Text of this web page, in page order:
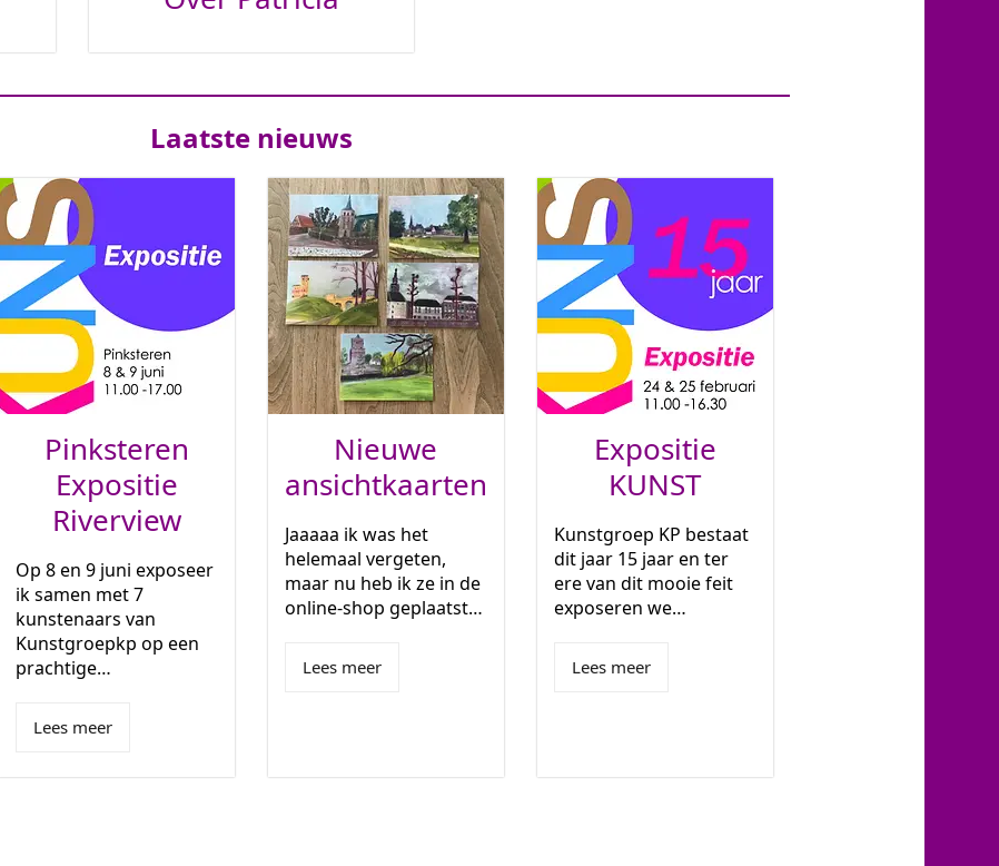
Laatste nieuws
Pinksteren
Expositie
Riverview
Op 8 en 9 juni exposeer
ik samen met 7
kunstenaars van
Kunstgroepkp op een
prachtige…
Lees meer
Nieuwe
ansichtkaarten
Jaaaaa ik was het
helemaal vergeten,
maar nu heb ik ze in de
online-shop geplaatst…
Lees meer
Expositie
KUNST
Kunstgroep KP bestaat
dit jaar 15 jaar en ter
ere van dit mooie feit
exposeren we…
Lees meer